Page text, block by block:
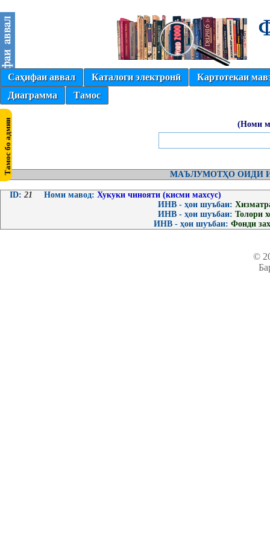
Саҳифаи аввал Каталоги электронӣ
Картотекаи
Диаграмма
Тамос
(Номи
МАЪЛУМОТҲО ОИДИ
ID: 21 Номи мавод: Хукуки чинояти (кисми махсус)
ИНВ - ҳои шуъбаи:
ИНВ - ҳои шуъбаи: Толори
ИНВ - ҳои шуъбаи: Фонди
©